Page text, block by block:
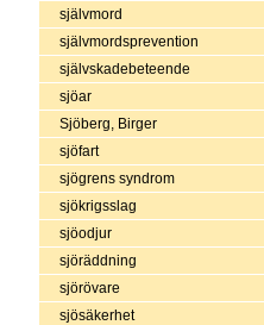
självmord
självmordsprevention
självskadebeteende
sjöar
Sjöberg, Birger
sjöfart
sjögrens syndrom
sjökrigsslag
sjöodjur
sjöräddning
sjörövare
sjösäkerhet